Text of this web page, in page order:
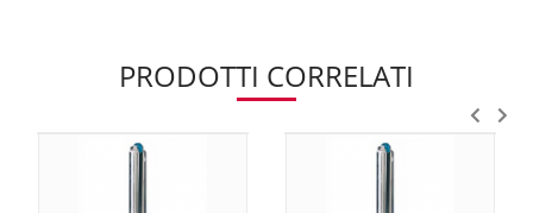
PRODOTTI CORRELATI